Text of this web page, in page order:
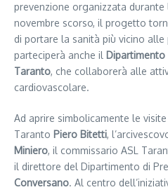
prevenzione organizzata
novembre scorso, il progetto
di portare la sanità più vicino
parteciperà anche il Dipartimento
Taranto, che collaborerà alle
cardiovascolare.
Ad aprire simbolicamente le
Taranto Piero Bitetti,
Miniero, il commissario ASL
il direttore del Dipartimento di
Conversano. Al centro